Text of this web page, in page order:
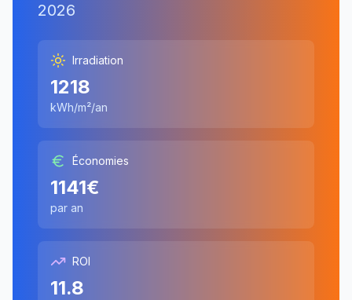
2026
Irradiation
1218
kWh/m²/an
Économies
1141€
par an
ROI
11.8